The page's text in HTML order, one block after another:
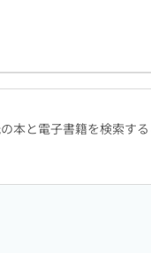
本と電子書籍を検索する